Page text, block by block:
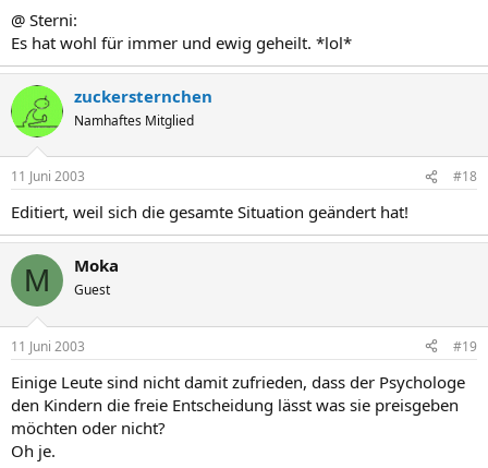
@ Sterni:
Es hat wohl für immer und ewig geheilt. *lol*
zuckersternchen
Namhaftes Mitglied
11 Juni 2003 #18
Editiert, weil sich die gesamte Situation geändert hat!
M Moka
Guest
11 Juni 2003 #19
Einige Leute sind nicht damit zufrieden, dass der Psychologe
den Kindern die freie Entscheidung lässt was sie preisgeben
möchten oder nicht?
Oh je.